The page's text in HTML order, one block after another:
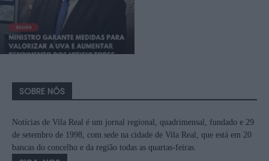
SOBRE NÓS
Notícias de Vila Real é um jornal regional, quadrimensal, fundado e 29
de setembro de 1998, com sede na cidade de Vila Real, que está em 20
bancas do concelho e da região todas as quartas-feiras.